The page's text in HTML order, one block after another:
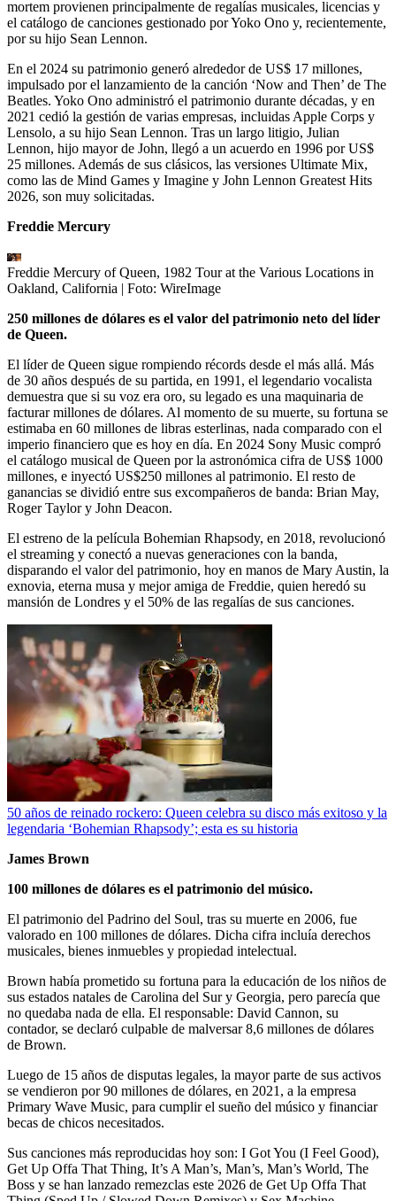
mortem provienen principalmente de regalías musicales, licencias y
el catálogo de canciones gestionado por Yoko Ono y, recientemente,
por su hijo Sean Lennon.
En el 2024 su patrimonio generó alrededor de US$ 17 millones,
impulsado por el lanzamiento de la canción ‘Now and Then’ de The
Beatles. Yoko Ono administró el patrimonio durante décadas, y en
2021 cedió la gestión de varias empresas, incluidas Apple Corps y
Lensolo, a su hijo Sean Lennon. Tras un largo litigio, Julian
Lennon, hijo mayor de John, llegó a un acuerdo en 1996 por US$
25 millones. Además de sus clásicos, las versiones Ultimate Mix,
como las de Mind Games y Imagine y John Lennon Greatest Hits
2026, son muy solicitadas.
Freddie Mercury
Freddie Mercury of Queen, 1982 Tour at the Various Locations in
Oakland, California | Foto: WireImage
250 millones de dólares es el valor del patrimonio neto del líder
de Queen.
El líder de Queen sigue rompiendo récords desde el más allá. Más
de 30 años después de su partida, en 1991, el legendario vocalista
demuestra que si su voz era oro, su legado es una maquinaria de
facturar millones de dólares. Al momento de su muerte, su fortuna se
estimaba en 60 millones de libras esterlinas, nada comparado con el
imperio financiero que es hoy en día. En 2024 Sony Music compró
el catálogo musical de Queen por la astronómica cifra de US$ 1000
millones, e inyectó US$250 millones al patrimonio. El resto de
ganancias se dividió entre sus excompañeros de banda: Brian May,
Roger Taylor y John Deacon.
El estreno de la película Bohemian Rhapsody, en 2018, revolucionó
el streaming y conectó a nuevas generaciones con la banda,
disparando el valor del patrimonio, hoy en manos de Mary Austin, la
exnovia, eterna musa y mejor amiga de Freddie, quien heredó su
mansión de Londres y el 50% de las regalías de sus canciones.
50 años de reinado rockero: Queen celebra su disco más exitoso y la
legendaria ‘Bohemian Rhapsody’; esta es su historia
James Brown
100 millones de dólares es el patrimonio del músico.
El patrimonio del Padrino del Soul, tras su muerte en 2006, fue
valorado en 100 millones de dólares. Dicha cifra incluía derechos
musicales, bienes inmuebles y propiedad intelectual.
Brown había prometido su fortuna para la educación de los niños de
sus estados natales de Carolina del Sur y Georgia, pero parecía que
no quedaba nada de ella. El responsable: David Cannon, su
contador, se declaró culpable de malversar 8,6 millones de dólares
de Brown.
Luego de 15 años de disputas legales, la mayor parte de sus activos
se vendieron por 90 millones de dólares, en 2021, a la empresa
Primary Wave Music, para cumplir el sueño del músico y financiar
becas de chicos necesitados.
Sus canciones más reproducidas hoy son: I Got You (I Feel Good),
Get Up Offa That Thing, It’s A Man’s, Man’s, Man’s World, The
Boss y se han lanzado remezclas este 2026 de Get Up Offa That